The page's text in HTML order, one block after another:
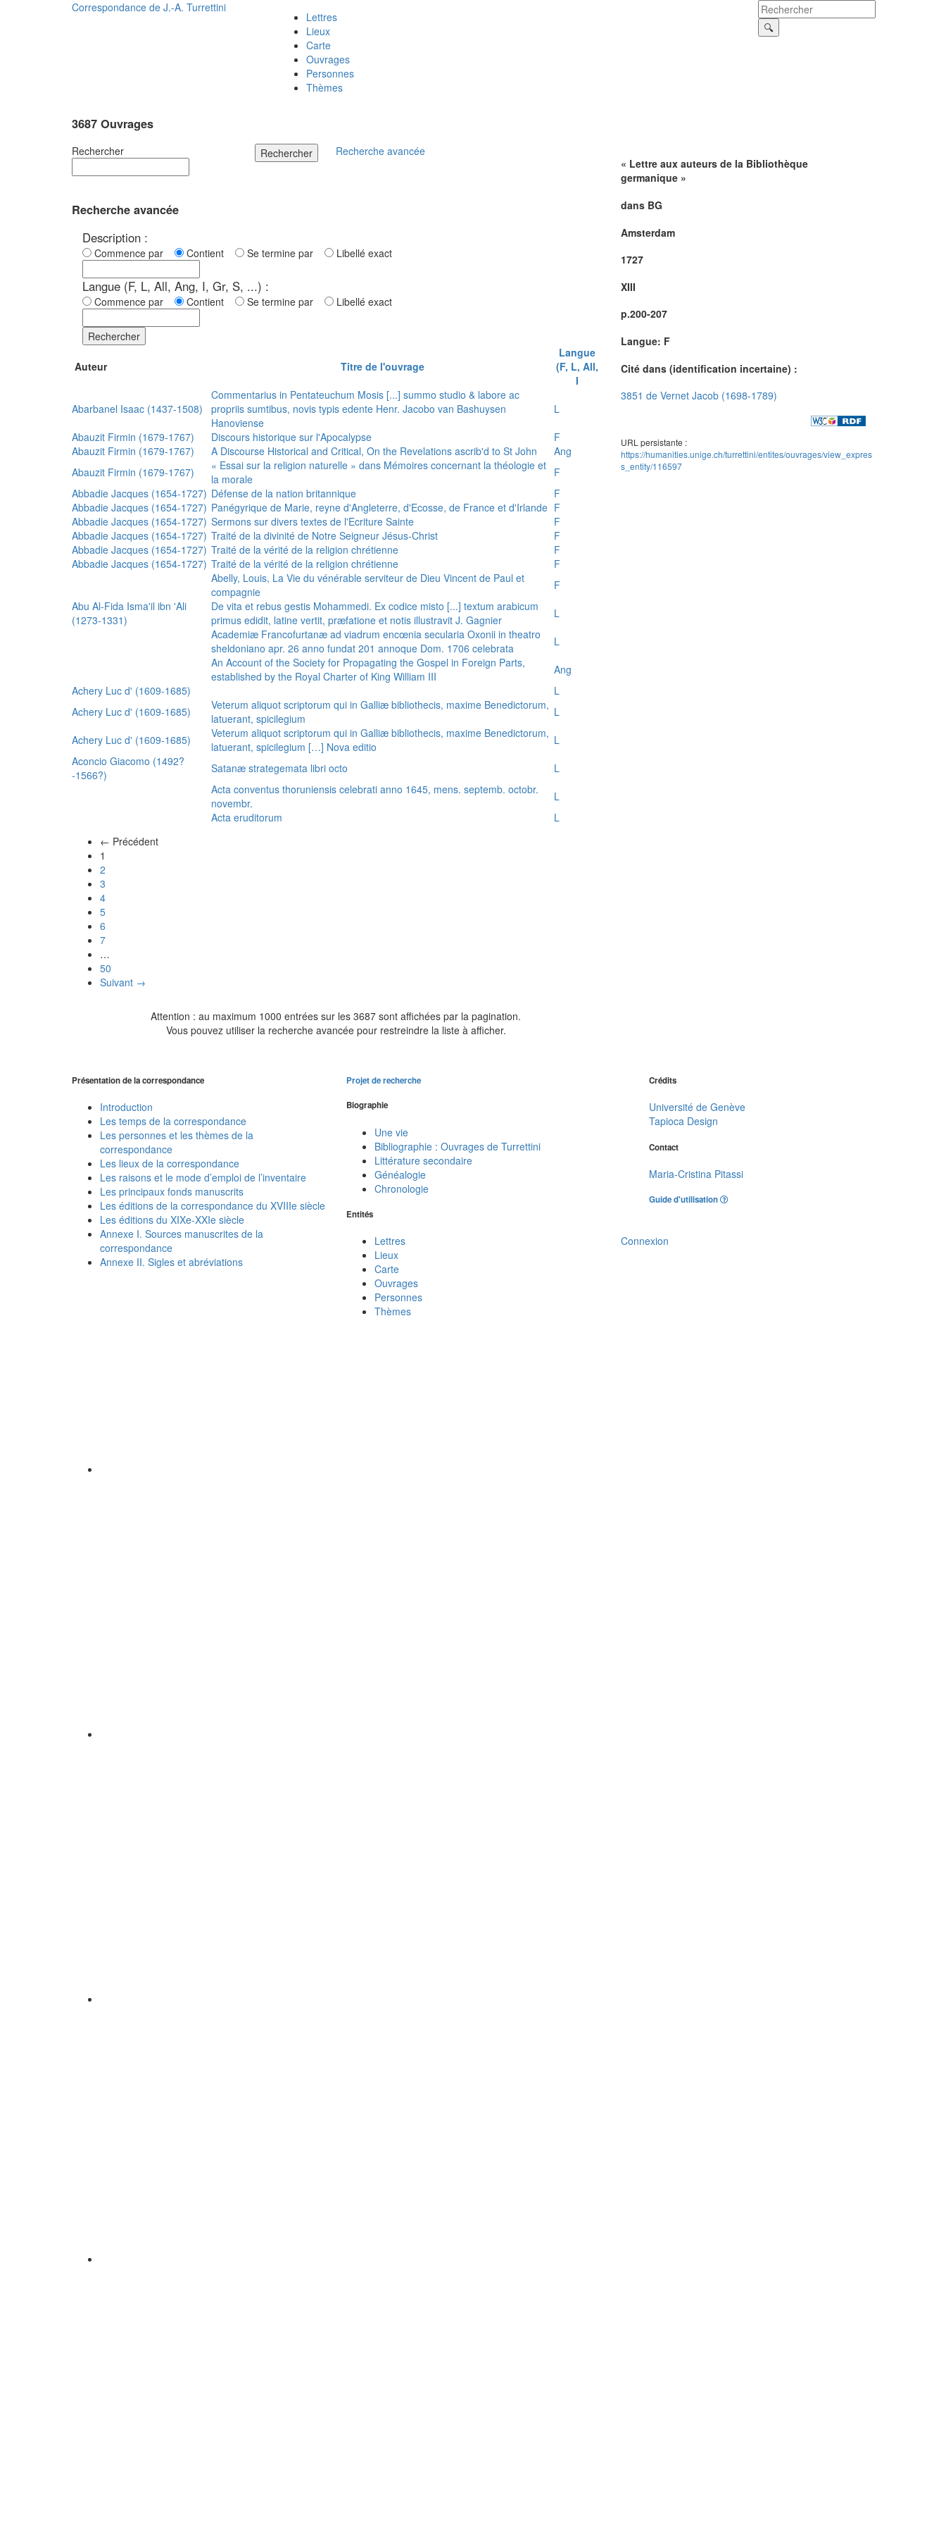
Correspondance de J.-A. Turrettini
Lettres
Lieux
Carte
Ouvrages
Personnes
Thèmes
3687 Ouvrages
Rechercher Rechercher Recherche avancée
Recherche avancée
Description :
Commence par Contient Se termine par Libellé exact
Langue (F, L, All, Ang, I, Gr, S, ...) :
Commence par Contient Se termine par Libellé exact
Rechercher
Auteur Titre de l'ouvrage
Langue
(F, L, All,
I
Abarbanel Isaac (1437-1508)
Commentarius in Pentateuchum Mosis [...] summo studio & labore ac
propriis sumtibus, novis typis edente Henr. Jacobo van Bashuysen
Hanoviense
L
Abauzit Firmin (1679-1767)
Discours historique sur l'Apocalypse
F
Abauzit Firmin (1679-1767)
A Discourse Historical and Critical, On the Revelations ascrib'd to St John
Ang
Abauzit Firmin (1679-1767)
« Essai sur la religion naturelle » dans Mémoires concernant la théologie et
la morale
F
Abbadie Jacques (1654-1727) Défense de la nation britannique
F
Abbadie Jacques (1654-1727) Panégyrique de Marie, reyne d'Angleterre, d'Ecosse, de France et d'Irlande F
Abbadie Jacques (1654-1727) Sermons sur divers textes de l'Ecriture Sainte
F
Abbadie Jacques (1654-1727) Traité de la divinité de Notre Seigneur Jésus-Christ
F
Abbadie Jacques (1654-1727) Traité de la vérité de la religion chrétienne
F
Abbadie Jacques (1654-1727) Traité de la vérité de la religion chrétienne
F
Abelly, Louis, La Vie du vénérable serviteur de Dieu Vincent de Paul et
compagnie
F
Abu Al-Fida Isma'il ibn 'Ali
(1273-1331)
De vita et rebus gestis Mohammedi. Ex codice misto [...] textum arabicum
primus edidit, latine vertit, præfatione et notis illustravit J. Gagnier
L
Academiæ Francofurtanæ ad viadrum encœnia secularia Oxonii in theatro
sheldoniano apr. 26 anno fundat 201 annoque Dom. 1706 celebrata
L
An Account of the Society for Propagating the Gospel in Foreign Parts,
established by the Royal Charter of King William III
Ang
Achery Luc d' (1609-1685)
L
Achery Luc d' (1609-1685)
Veterum aliquot scriptorum qui in Galliæ bibliothecis, maxime Benedictorum,
latuerant, spicilegium
L
Achery Luc d' (1609-1685)
Veterum aliquot scriptorum qui in Galliæ bibliothecis, maxime Benedictorum,
latuerant, spicilegium […] Nova editio
L
Aconcio Giacomo (1492?
-1566?)
Satanæ strategemata libri octo
L
Acta conventus thoruniensis celebrati anno 1645, mens. septemb. octobr.
novembr.
L
Acta eruditorum
L
← Précédent
1
2
3
4
5
6
7
…
50
Suivant →
Attention : au maximum 1000 entrées sur les 3687 sont affichées par la pagination.
Vous pouvez utiliser la recherche avancée pour restreindre la liste à afficher.
« Lettre aux auteurs de la Bibliothèque
germanique »
dans BG
Amsterdam
1727
XIII
p.200-207
Langue: F
Cité dans (identification incertaine) :
3851 de Vernet Jacob (1698-1789)
URL persistante :
https://humanities.unige.ch/turrettini/entites/ouvrages/view_expres
s_entity/116597
Présentation de la correspondance
Introduction
Les temps de la correspondance
Les personnes et les thèmes de la
correspondance
Les lieux de la correspondance
Les raisons et le mode d’emploi de l’inventaire
Les principaux fonds manuscrits
Les éditions de la correspondance du XVIIIe siècle
Les éditions du XIXe-XXIe siècle
Annexe I. Sources manuscrites de la
correspondance
Annexe II. Sigles et abréviations
Projet de recherche
Biographie
Une vie
Bibliographie : Ouvrages de Turrettini
Littérature secondaire
Généalogie
Chronologie
Entités
Lettres
Lieux
Carte
Ouvrages
Personnes
Thèmes
Crédits
Université de Genève
Tapioca Design
Contact
Maria-Cristina Pitassi
Guide d'utilisation
Connexion